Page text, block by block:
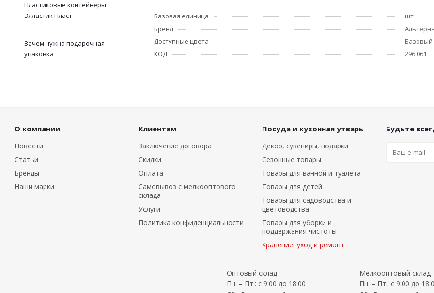
Базовая единица
шт
Бренд
Доступные цвета
Базовый
КОД
296 061
Пластиковые контейнеры
Элластик Пласт
Зачем нужна подарочная
упаковка
О компании
Новости
Статьи
Бренды
Наши марки
Клиентам
Заключение договора
Скидки
Оплата
Самовывоз с мелкооптового
склада
Услуги
Политика конфиденциальности
Посуда и кухонная утварь
Декор, сувениры, подарки
Сезонные товары
Товары для ванной и туалета
Товары для детей
Товары для садоводства и
цветоводства
Товары для уборки и
поддержания чистоты
Хранение, уход и ремонт
Будьте
Оптовый склад
Пн. – Пт.: с 9:00 до 18:00
Мелкооптовый склад
Пн. – Пт.: с 9:00 до